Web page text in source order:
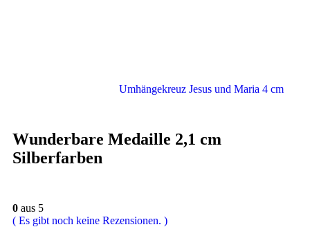
Umhängekreuz Jesus und Maria 4 cm
Wunderbare Medaille 2,1 cm
Silberfarben
0 aus 5
( Es gibt noch keine Rezensionen. )